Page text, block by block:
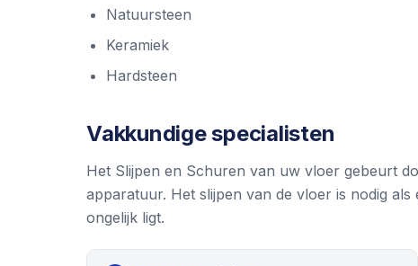
Natuursteen
Keramiek
Hardsteen
Vakkundige specialisten
Het Slijpen en Schuren van uw vloer gebeurt
apparatuur. Het slijpen van de vloer is nodig
ongelijk ligt.